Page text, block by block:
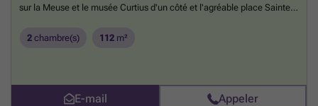
sur la Meuse et le musée Curtius d'un côté et l'agréable place Sainte-
cuisine neuve (four, plaque vitro, hotte et lave-vaisselle), 2 grandes
2 chambre(s) 112 m²
E-mail Appeler